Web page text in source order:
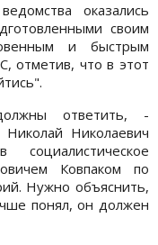
оказались
своим
и быстрым
отметив, что в этот
ответить, -
Николаевич
Ковпаком по
Нужно объяснить,
понял, он должен